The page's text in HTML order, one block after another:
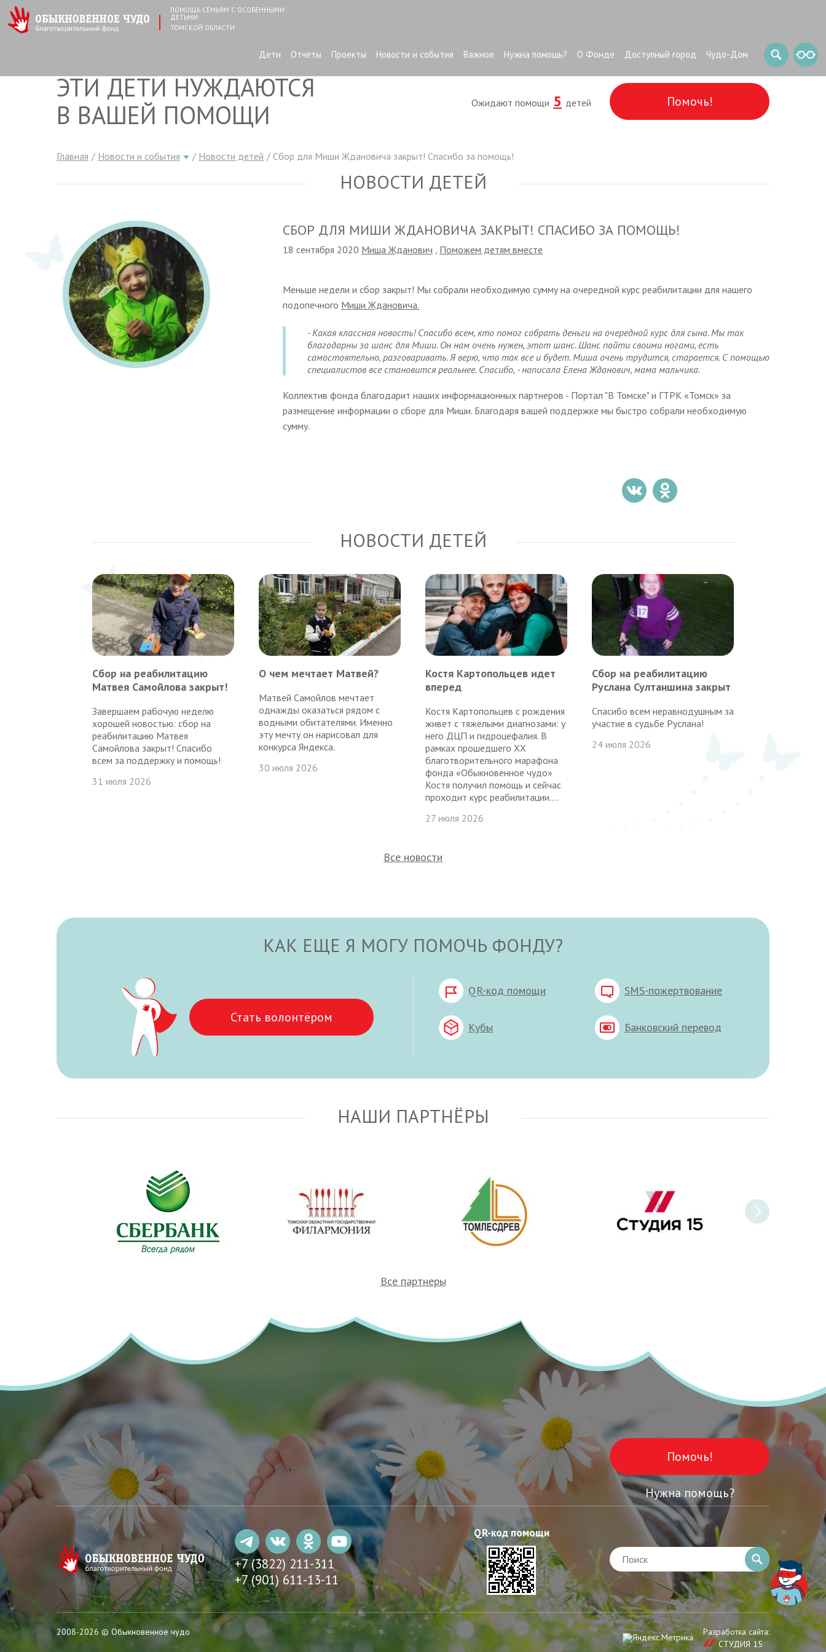
ПОМОЩЬ СЕМЬЯМ С ОСОБЕННЫМИ
ДЕТЬМИ
ТОМСКОЙ ОБЛАСТИ
Дети Отчёты Проекты Новости и события Важное Нужна помощь? О Фонде Доступный город Чудо-Дом
ЭТИ ДЕТИ НУЖДАЮТСЯ
В ВАШЕЙ ПОМОЩИ
Ожидают помощи 5 детей Помочь!
Главная Новости и события Новости детей Сбор для Миши Ждановича закрыт! Спасибо за помощь!
НОВОСТИ ДЕТЕЙ
СБОР ДЛЯ МИШИ ЖДАНОВИЧА ЗАКРЫТ! СПАСИБО ЗА ПОМОЩЬ!
18 сентября 2020 Миша Жданович , Поможем детям вместе
Меньше недели и сбор закрыт! Мы собрали необходимую сумму на очередной курс реабилитации для нашего
подопечного Миши Ждановича.
- Какая классная новость! Спасибо всем, кто помог собрать деньги на очередной курс для сына. Мы так
благодарны за шанс для Миши. Он нам очень нужен, этот шанс. Шанс пойти своими ногами, есть
самостоятельно, разговаривать. Я верю, что так все и будет. Миша очень трудится, старается. С помощью
специалистов все становится реальнее. Спасибо, - написала Елена Жданович, мама мальчика.
Коллектив фонда благодарит наших информационных партнеров - Портал "В Томске" и ГТРК «Томск» за
размещение информации о сборе для Миши. Благодаря вашей поддержке мы быстро собрали необходимую
сумму.
НОВОСТИ ДЕТЕЙ
Сбор на реабилитацию
Матвея Самойлова закрыт!
Завершаем рабочую неделю
хорошей новостью: сбор на
реабилитацию Матвея
Самойлова закрыт! Спасибо
всем за поддержку и помощь!
31 июля 2026
О чем мечтает Матвей?
Матвей Самойлов мечтает
однажды оказаться рядом с
водными обитателями. Именно
эту мечту он нарисовал для
конкурса Яндекса.
30 июля 2026
Костя Картопольцев идет
вперед
Костя Картопольцев с рождения
живет с тяжелыми диагнозами: у
него ДЦП и гидроцефалия. В
рамках прошедшего ХХ
благотворительного марафона
фонда «Обыкновенное чудо»
Костя получил помощь и сейчас
проходит курс реабилитации....
27 июля 2026
Сбор на реабилитацию
Руслана Султаншина закрыт
Спасибо всем неравнодушным за
участие в судьбе Руслана!
24 июля 2026
Все новости
КАК ЕЩЕ Я МОГУ ПОМОЧЬ ФОНДУ?
Стать волонтёром
QR-код помощи SMS-пожертвование
Кубы Банковский перевод
НАШИ ПАРТНЁРЫ
Все партнеры
Помочь!
Нужна помощь?
+7 (3822) 211-311
+7 (901) 611-13-11
2008-2026 © Обыкновенное чудо
Разработка сайта:
СТУДИЯ 15